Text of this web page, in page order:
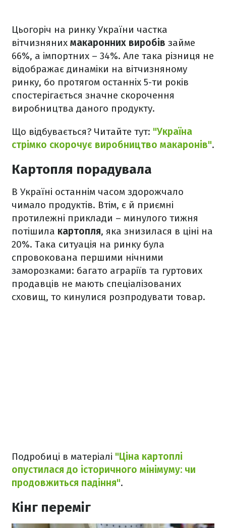
Цьогоріч на ринку України частка
вітчизняних макаронних виробів займе
66%, а імпортних – 34%. Але така різниця не
відображає динаміки на вітчизняному
ринку, бо протягом останніх 5-ти років
спостерігається значне скорочення
виробництва даного продукту.
Що відбувається? Читайте тут: "Україна
стрімко скорочує виробництво макаронів".
Картопля порадувала
В Україні останнім часом здорожчало
чимало продуктів. Втім, є й приємні
протилежні приклади – минулого тижня
потішила картопля, яка знизилася в ціні на
20%. Така ситуація на ринку була
спровокована першими нічними
заморозками: багато аграріїв та гуртових
продавців не мають спеціалізованих
сховищ, то кинулися розпродувати товар.
Подробиці в матеріалі "Ціна картоплі
опустилася до історичного мінімуму: чи
продовжиться падіння".
Кінг переміг